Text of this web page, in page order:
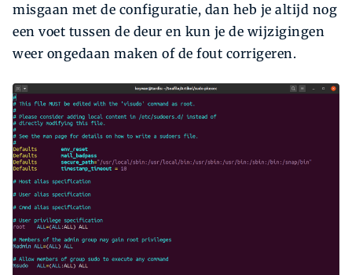
misgaan met de configuratie, dan heb je altijd nog
een voet tussen de deur en kun je de wijzigingen
weer ongedaan maken of de fout corrigeren.